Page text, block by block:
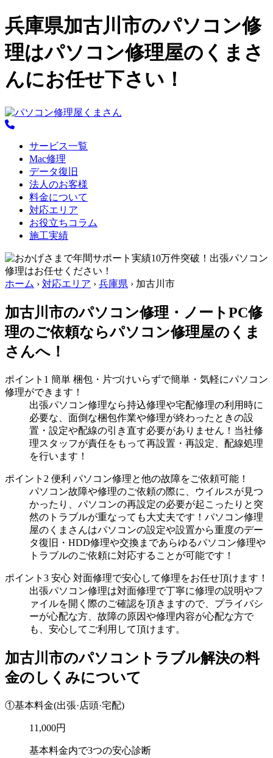
兵庫県加古川市のパソコン修
理はパソコン修理屋のくまさ
んにお任せ下さい！
サービス一覧
Mac修理
データ復旧
法人のお客様
料金について
対応エリア
お役立ちコラム
施工実績
ホーム › 対応エリア › 兵庫県 › 加古川市
加古川市のパソコン修理・ノートPC修
理のご依頼ならパソコン修理屋のくま
さんへ！
ポイント1 簡単 梱包・片づけいらずで簡単・気軽にパソコン
修理ができます！
出張パソコン修理なら持込修理や宅配修理の利用時に
必要な、面倒な梱包作業や修理が終わったときの設
置・設定や配線の引き直す必要がありません！当社修
理スタッフが責任をもって再設置・再設定、配線処理
を行います！
ポイント2 便利 パソコン修理と他の故障をご依頼可能！
パソコン故障や修理のご依頼の際に、ウイルスが見つ
かったり、パソコンの再設定の必要が起こったりと突
然のトラブルが重なっても大丈夫です！パソコン修理
屋のくまさんはパソコンの設定や設置から重度のデー
タ復旧・HDD修理や交換まであらゆるパソコン修理や
トラブルのご依頼に対応することが可能です！
ポイント3 安心 対面修理で安心して修理をお任せ頂けます！
出張パソコン修理は対面修理で丁寧に修理の説明やフ
ァイルを開く際のご確認を頂きますので、プライバシ
ーが心配な方、故障の原因や修理内容が心配な方で
も、安心してご利用して頂けます。
加古川市のパソコントラブル解決の料
金のしくみについて
①基本料金(出張·店頭·宅配)
11,000円
基本料金内で3つの安心診断